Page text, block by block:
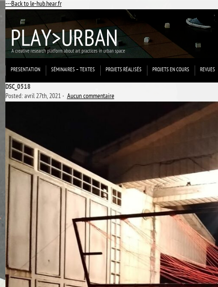
---Back to le-hub.hear.fr
PRESENTATION SÉMINAIRES – TEXTES PROJETS RÉALISÉS PROJETS EN COURS REVUES
DSC_0518
Posted: avril 27th, 2021 ˑAucun commentaire